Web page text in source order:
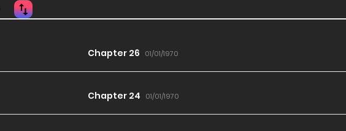
Chapter 26 01/01/1970
Chapter 24 01/01/1970